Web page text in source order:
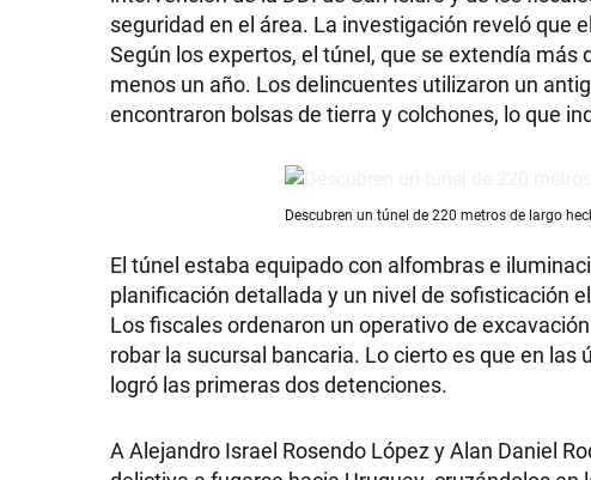
seguridad en el área. La investigación reveló que
Según los expertos, el túnel, que se extendía
menos un año. Los delincuentes utilizaron un
encontraron bolsas de tierra y colchones, lo que
Descubren un túnel de 220 metros de largo
El túnel estaba equipado con alfombras e
planificación detallada y un nivel de sofisticación
Los fiscales ordenaron un operativo de
robar la sucursal bancaria. Lo cierto es que en
logró las primeras dos detenciones.
A Alejandro Israel Rosendo López y Alan Daniel
SHOW